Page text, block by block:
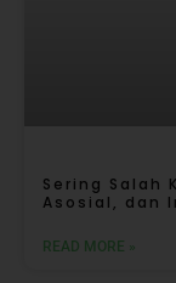
Sering Salah
Asosial, dan
READ MORE »